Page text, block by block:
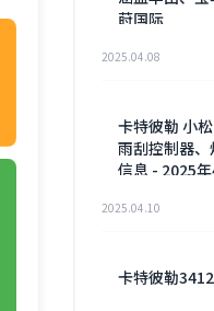
莳国际
2025.04.08
卡特彼勒 小
雨刮控制器
信息 - 2025
2025.04.10
卡特彼勒